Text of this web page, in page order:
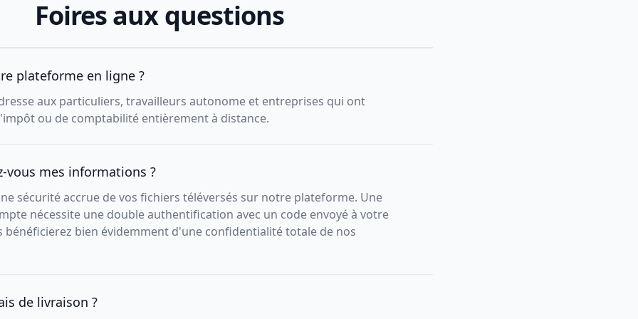
Foires aux questions
plateforme en ligne ?
aux particuliers, travailleurs autonome et entreprises qui ont
ou de comptabilité entièrement à distance.
vous mes informations ?
sécurité accrue de vos fichiers téléversés sur notre plateforme. Une
nécessite une double authentification avec un code envoyé à votre
bénéficierez bien évidemment d'une confidentialité totale de nos
de livraison ?